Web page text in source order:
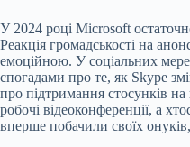
У 2024 році Microsoft
Реакція громадськості на
емоційною. У соціальних
спогадами про те, як Skype
про підтримання стосунків
робочі відеоконференції, а
вперше побачили своїх